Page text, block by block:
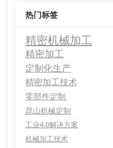
热门标签
精密机械加工
精密加工
定制化生产
精密加工技术
零部件定制
昆山机械定制
工业4.0解决方案
机械加工技术